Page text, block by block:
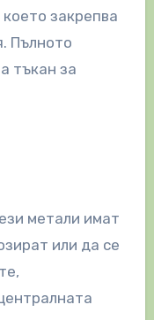
закрепва
Пълното
тъкан за
метали имат
или да се